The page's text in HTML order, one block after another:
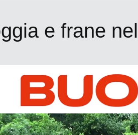
e frane